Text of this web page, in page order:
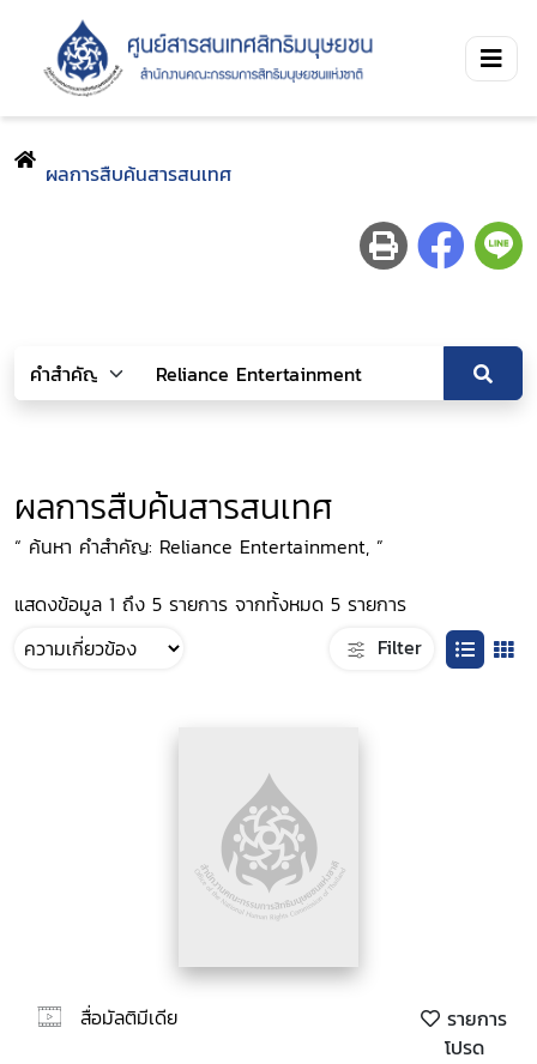
ผลการสืบค้นสารสนเทศ
ผลการสืบค้นสารสนเทศ
“ ค้นหา คำสำคัญ: Reliance Entertainment, ”
แสดงข้อมูล 1 ถึง 5 รายการ จากทั้งหมด 5 รายการ
Filter
สื่อมัลติมีเดีย
รายการ
โปรด